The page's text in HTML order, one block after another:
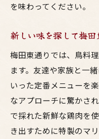
を味わってください。
新しい味を探して梅田
梅田東通りでは、鳥料
ます。友達や家族と一
いった定番メニューを
なアプローチに驚かさ
で採れた新鮮な鶏肉を
き出すために特製のマ